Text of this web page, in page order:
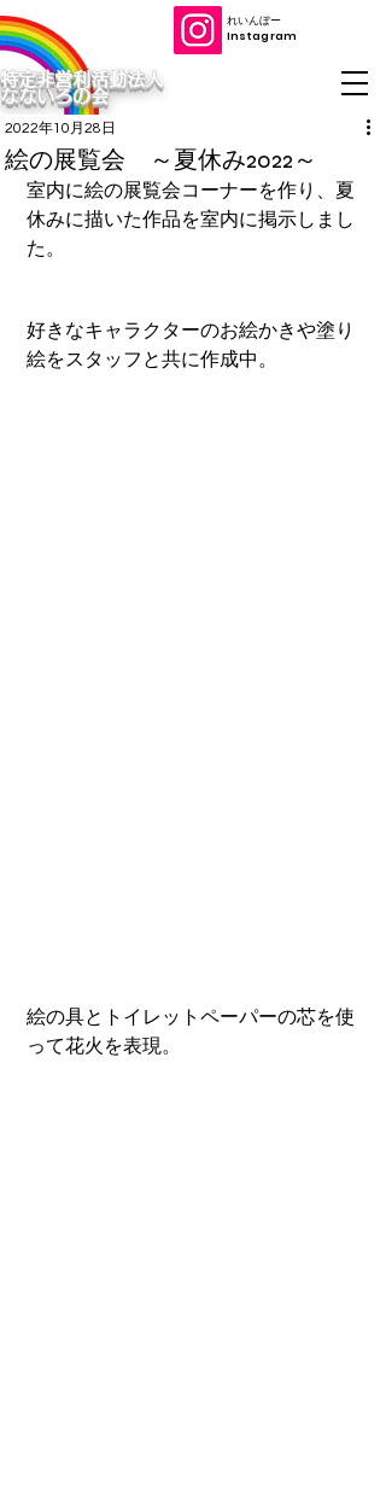
特定非営利活動法人
なないろの会
​れいんぼー
​Instagram
絵の展覧会 ～夏休み2022～
2022年10月28日
室内に絵の展覧会コーナーを作り、夏
休みに描いた作品を室内に掲示しまし
た。
好きなキャラクターのお絵かきや塗り
絵をスタッフと共に作成中。
絵の具とトイレットペーパーの芯を使
って花火を表現。